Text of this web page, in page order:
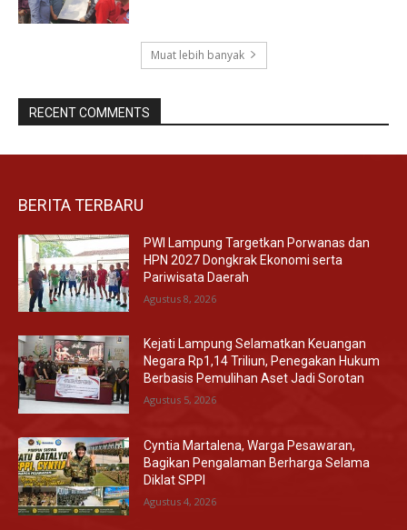
Muat lebih banyak
RECENT COMMENTS
BERITA TERBARU
PWI Lampung Targetkan Porwanas dan
HPN 2027 Dongkrak Ekonomi serta
Pariwisata Daerah
Agustus 8, 2026
Kejati Lampung Selamatkan Keuangan
Negara Rp1,14 Triliun, Penegakan Hukum
Berbasis Pemulihan Aset Jadi Sorotan
Agustus 5, 2026
Cyntia Martalena, Warga Pesawaran,
Bagikan Pengalaman Berharga Selama
Diklat SPPI
Agustus 4, 2026